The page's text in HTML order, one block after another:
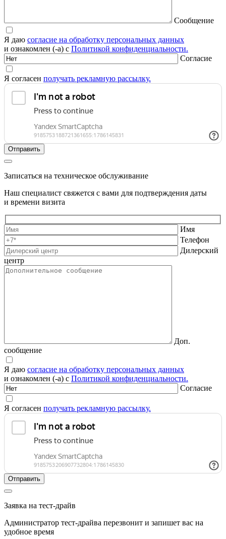
Сообщение
Я даю согласие на обработку персональных данных
и ознакомлен (-а) с Политикой конфиденциальности.
Согласие
Я согласен получать рекламную рассылку.
Записаться на техническое обслуживание
Наш специалист свяжется с вами для подтверждения даты
и времени визита
Имя
Телефон
Дилерский
центр
Доп.
сообщение
Я даю согласие на обработку персональных данных
и ознакомлен (-а) с Политикой конфиденциальности.
Согласие
Я согласен получать рекламную рассылку.
Заявка на тест-драйв
Администратор тест-драйва перезвонит и запишет вас на
удобное время